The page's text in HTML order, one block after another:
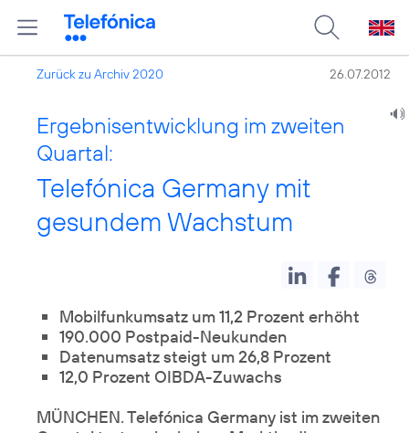
Zurück zu Archiv 2020 26.07.2012
Ergebnisentwicklung im zweiten
Quartal:
Telefónica Germany mit
gesundem Wachstum
Mobilfunkumsatz um 11,2 Prozent erhöht
190.000 Postpaid-Neukunden
Datenumsatz steigt um 26,8 Prozent
12,0 Prozent OIBDA-Zuwachs
MÜNCHEN. Telefónica Germany ist im zweiten